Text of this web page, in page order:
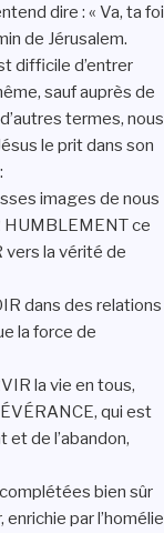
dire : « Va, ta foi
de Jérusalem.
difficile d’entrer
sauf auprès de
termes, nous
le prit dans son
images de nous
HUMBLEMENT ce
vers la vérité de
dans des relations
la force de
la vie en tous,
qui est
et de l’abandon,
bien sûr
par l’homélie